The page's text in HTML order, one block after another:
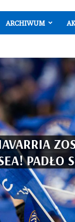
ARCHIWUM
PADŁO